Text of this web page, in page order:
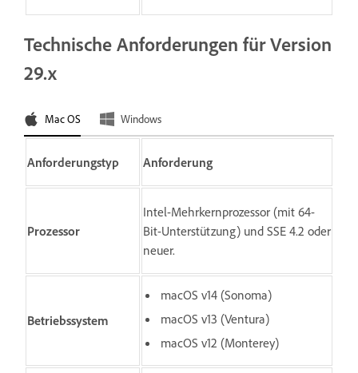
Technische Anforderungen für Version
29.x
Mac OS Windows
Anforderungstyp Anforderung
Prozessor
Intel-Mehrkernprozessor (mit 64-
Bit-Unterstützung) und SSE 4.2 oder
neuer.
Betriebssystem
macOS v14 (Sonoma)
macOS v13 (Ventura)
macOS v12 (Monterey)